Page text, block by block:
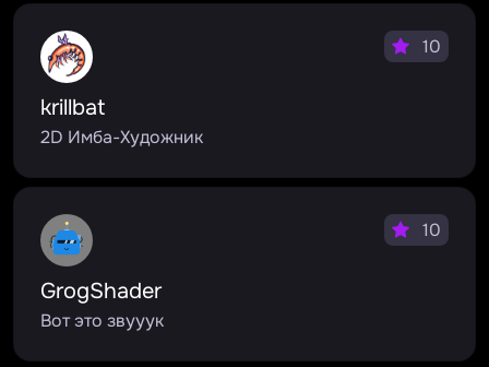
krillbat
2D Имба-Художник
10
GrogShader
Вот это звууук
10